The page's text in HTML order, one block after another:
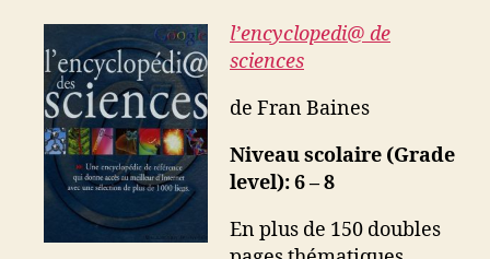
l’encyclopedi@ de
sciences
de Fran Baines
Niveau scolaire (Grade
level): 6 – 8
En plus de 150 doubles